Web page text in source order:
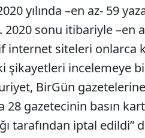
yılında –en az- 59
sonu itibariyle –en
siteleri onlarca
şikayetleri incelemeye
BirGün
28 gazetecinin basın
tarafından iptal edildi”